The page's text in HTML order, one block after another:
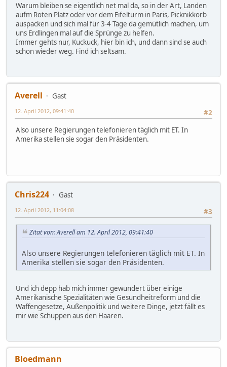
Warum bleiben se eigentlich net mal da, so in der Art, Landen
aufm Roten Platz oder vor dem Eifelturm in Paris, Picknikkorb
auspacken und sich mal für 3-4 Tage da gemütlich machen, um
uns Erdlingen mal auf die Sprünge zu helfen.
Immer gehts nur, Kuckuck, hier bin ich, und dann sind se auch
schon wieder weg. Find ich seltsam.
Averell
Gast
#2
12. April 2012, 09:41:40
Also unsere Regierungen telefonieren täglich mit ET. In
Amerika stellen sie sogar den Präsidenten.
Chris224
Gast
#3
12. April 2012, 11:04:08
Zitat von: Averell am 12. April 2012, 09:41:40
Also unsere Regierungen telefonieren täglich mit ET. In
Amerika stellen sie sogar den Präsidenten.
Und ich depp hab mich immer gewundert über einige
Amerikanische Spezialitäten wie Gesundheitreform und die
Waffengesetze, Außenpolitik und weitere Dinge, jetzt fällt es
mir wie Schuppen aus den Haaren.
Bloedmann